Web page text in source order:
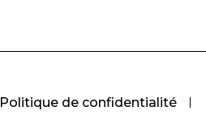
Politique de confidentialité